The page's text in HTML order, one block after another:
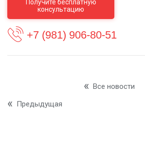
Получите бесплатную
консультацию
+7 (981) 906-80-51
Все новости
Предыдущая